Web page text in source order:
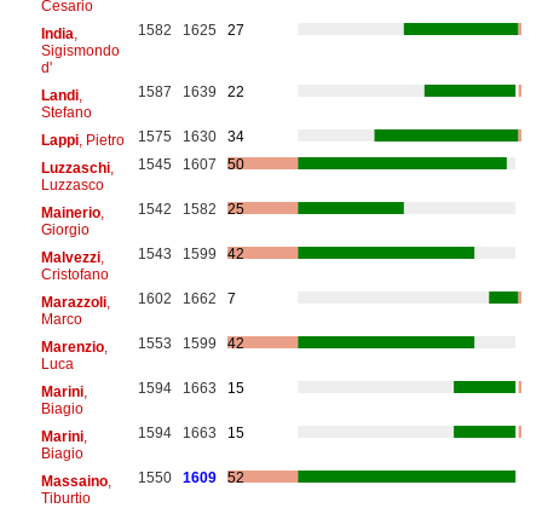
Cesario
India
Sigismondo
d'
1582 1625 27
Landi,
Stefano
1587 1639 22
Lappi, Pietro 1575 1630
34
Luzzaschi,
Luzzasco
1545 1607 50
Mainerio,
Giorgio
1542 1582 25
Malvezzi,
Cristofano
1543 1599 42
Marazzoli,
Marco
1602 1662 7
Marenzio,
Luca
1553 1599 42
Marini,
Biagio
1594 1663 15
Marini,
Biagio
1594 1663 15
Massaino,
Tiburtio
1550 1609 52